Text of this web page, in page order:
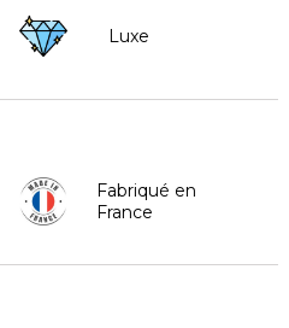
Luxe
Fabriqué en
France